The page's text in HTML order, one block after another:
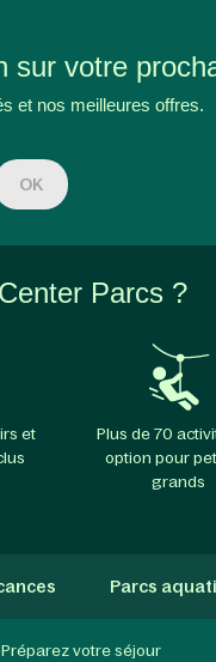
sur votre
et nos meilleures offres.
OK
Parcs ?
et
Plus de 70
option pour
grands
Parcs
Préparez votre séjour